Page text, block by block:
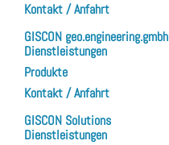
Kontakt / Anfahrt
GISCON geo.engineering.gmbh
Dienstleistungen
Produkte
Kontakt / Anfahrt
GISCON Solutions
Dienstleistungen